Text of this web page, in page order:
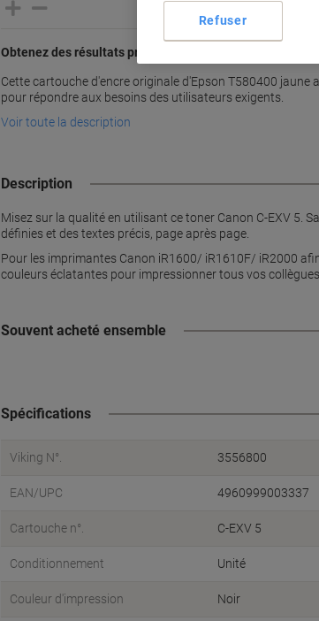
Obtenez des résultats professionnels à chaque
Cette cartouche d'encre originale d'Epson T580400 jaune
pour répondre aux besoins des utilisateurs exigents.
Voir toute la description
Description
Misez sur la qualité en utilisant ce toner Canon C-EXV 5.
définies et des textes précis, page après page.
Pour les imprimantes Canon iR1600/ iR1610F/ iR2000
couleurs éclatantes pour impressionner tous vos
Souvent acheté ensemble
Spécifications
Viking N°. 3556800
EAN/UPC 4960999003337
Cartouche n°. C-EXV 5
Conditionnement Unité
Couleur d'impression Noir
Refuser